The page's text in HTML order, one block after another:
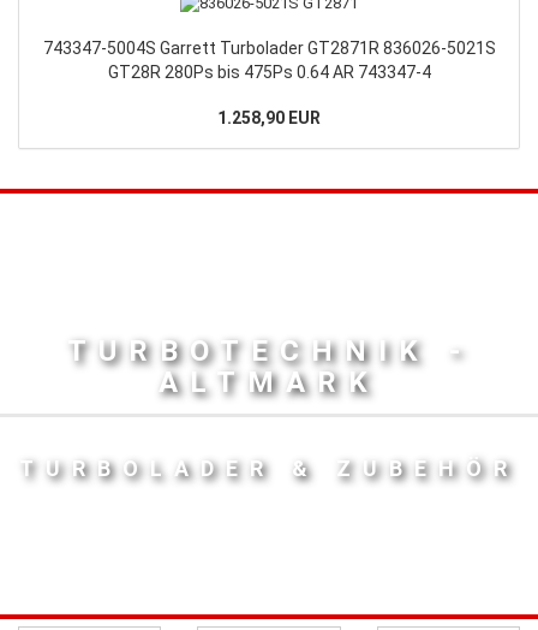
743347-5004S Garrett Turbolader GT2871R 836026-5021S
GT28R 280Ps bis 475Ps 0.64 AR 743347-4
1.258,90 EUR
TURBOTECHNIK -
ALTMARK
TURBOLADER & ZUBEHÖR